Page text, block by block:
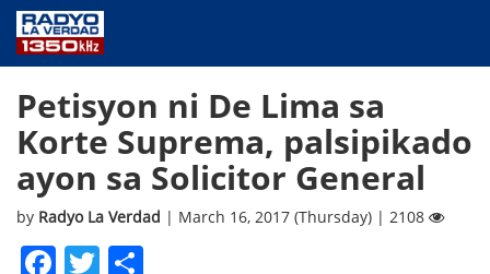
PUBLIC SERVICE
ANNOUNCEMENTS
PROGRAMS
ABOUT
Petisyon ni De Lima sa
Korte Suprema, palsipikado
ayon sa Solicitor General
by Radyo La Verdad | March 16, 2017 (Thursday) | 2108
Facebook
Twitter